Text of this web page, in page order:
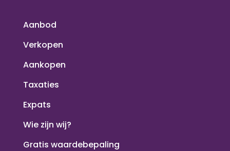
Aanbod
Verkopen
Aankopen
Taxaties
Expats
Wie zijn wij?
Gratis waardebepaling